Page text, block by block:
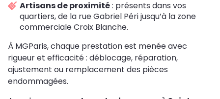
Artisans de proximité: présents dans vos
quartiers, de la rue Gabriel Péri jusqu’à la zone
commerciale Croix Blanche.
À MGParis, chaque prestation est menée avec
rigueur et efficacité : déblocage, réparation,
ajustement ou remplacement des pièces
endommagées.